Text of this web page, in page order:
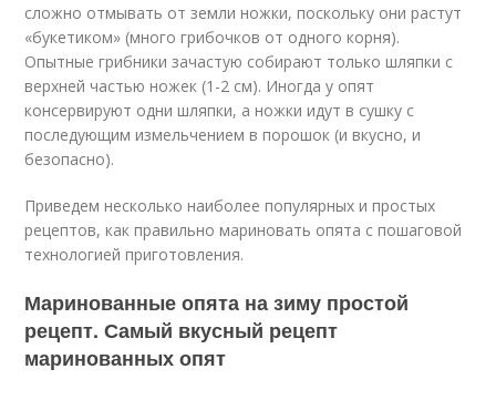
сложно отмывать от земли ножки, поскольку они растут
«букетиком» (много грибочков от одного корня).
Опытные грибники зачастую собирают только шляпки с
верхней частью ножек (1-2 см). Иногда у опят
консервируют одни шляпки, а ножки идут в сушку с
последующим измельчением в порошок (и вкусно, и
безопасно).
Приведем несколько наиболее популярных и простых
рецептов, как правильно мариновать опята с пошаговой
технологией приготовления.
Маринованные опята на зиму простой
рецепт. Самый вкусный рецепт
маринованных опят